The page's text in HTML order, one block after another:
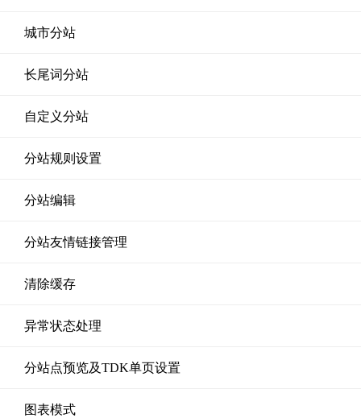
城市分站
长尾词分站
自定义分站
分站规则设置
分站编辑
分站友情链接管理
清除缓存
异常状态处理
分站点预览及TDK单页设置
图表模式